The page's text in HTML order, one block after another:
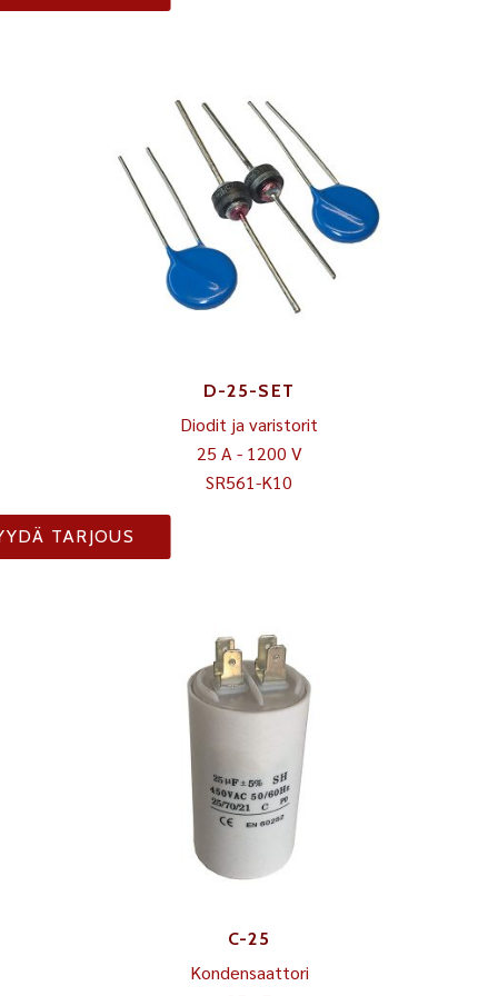
D-25-SET
Diodit ja varistorit
25 A - 1200 V
SR561-K10
TARJOUS
C-25
Kondensaattori